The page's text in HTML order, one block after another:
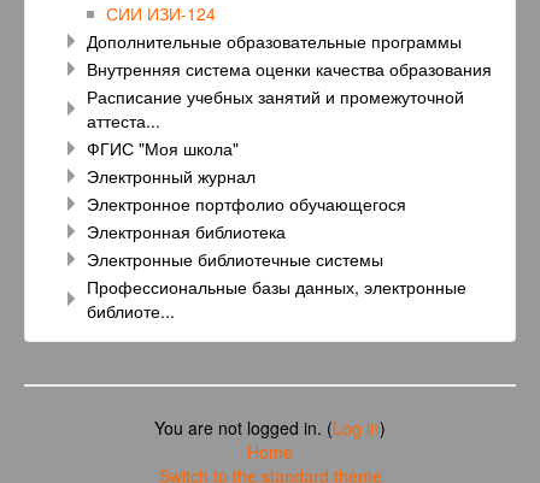
СИИ ИЗИ-124
Дополнительные образовательные программы
Внутренняя система оценки качества образования
Расписание учебных занятий и промежуточной
аттеста...
ФГИС "Моя школа"
Электронный журнал
Электронное портфолио обучающегося
Электронная библиотека
Электронные библиотечные системы
Профессиональные базы данных, электронные
библиоте...
You are not logged in. (Log in)
Home
Switch to the standard theme